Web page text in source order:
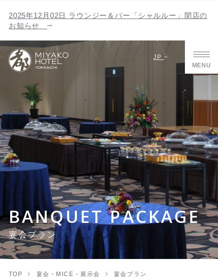
JP
MENU
BANQUET PACKAGE
宴会プラン
2025年12月02日 ラウンジー＆バー「シャルルー」閉店の
お知らせ
TOP 宴会・MICE・展示会 宴会プラン